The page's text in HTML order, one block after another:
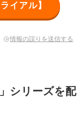
イアル】
情報の誤りを送信する
シリーズを配